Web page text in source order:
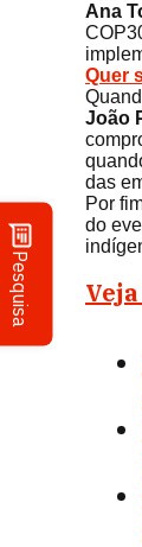
Pesquisa
Ana
Quer
João
das
Por
do